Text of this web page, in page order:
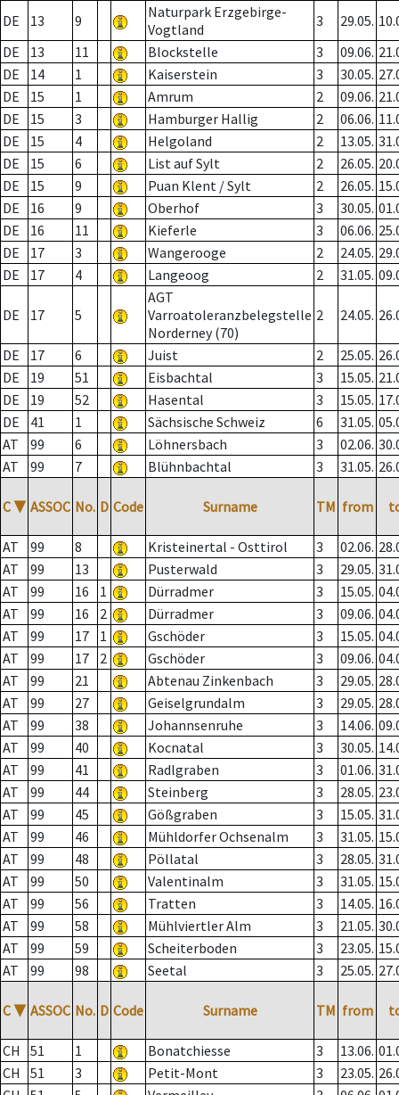
DE 13 9
Naturpark Erzgebirge-
Vogtland
3 29.05.
DE
13 11 Blockstelle 3 09.06.
DE
14 1 Kaiserstein 3 30.05.
DE
15 1 Amrum 2 09.06.
DE
15 3 Hamburger Hallig 2 06.06.
DE
15 4 Helgoland 2 13.05.
DE
15 6 List auf Sylt 2 26.05.
DE
15 9 Puan Klent / Sylt 2 26.05.
DE
16 9 Oberhof 3 30.05.
DE
16 11 Kieferle 3 06.06.
DE
17 3 Wangerooge 2 24.05.
DE
17 4 Langeoog 2 31.05.
DE 17 5
AGT
Varroatoleranzbelegstelle
Norderney (70)
2 24.05.
DE 17 6 Juist 2 25.05.
DE
19 51 Eisbachtal 3 15.05.
DE
19 52 Hasental 3 15.05.
DE
41 1 Sächsische Schweiz 6 31.05.
AT
99 6 Löhnersbach 3 02.06.
AT
99 7 Blühnbachtal 3 31.05.
C ▼ ASSOC No. D Code Surname TM from
AT 99 8 Kristeinertal - Osttirol 3 02.06.
AT
99 13 Pusterwald 3 29.05.
AT
99 16 1 Dürradmer 3 15.05.
AT
99 16 2 Dürradmer 3 09.06.
AT
99 17 1 Gschöder 3 15.05.
AT
99 17 2 Gschöder 3 09.06.
AT
99 21 Abtenau Zinkenbach 3 29.05.
AT
99 27 Geiselgrundalm 3 29.05.
AT
99 38 Johannsenruhe 3 14.06.
AT
99 40 Kocnatal 3 30.05.
AT
99 41 Radlgraben 3 01.06.
AT
99 44 Steinberg 3 28.05.
AT
99 45 Gößgraben 3 15.05.
AT
99 46 Mühldorfer Ochsenalm 3 31.05.
AT
99 48 Pöllatal 3 28.05.
AT
99 50 Valentinalm 3 31.05.
AT
99 56 Tratten 3 14.05.
AT
99 58 Mühlviertler Alm 3 21.05.
AT
99 59 Scheiterboden 3 23.05.
AT
99 98 Seetal 3 25.05.
C ▼ ASSOC No. D Code Surname TM from
CH 51 1 Bonatchiesse 3 13.06.
CH
51 3 Petit-Mont 3 23.05.